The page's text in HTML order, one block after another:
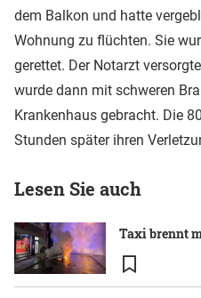
dem Balkon und hatte
Wohnung zu flüchten. Sie
gerettet. Der Notarzt
wurde dann mit schweren
Krankenhaus gebracht. Die
Stunden später ihren
Lesen Sie auch
Taxi brennt